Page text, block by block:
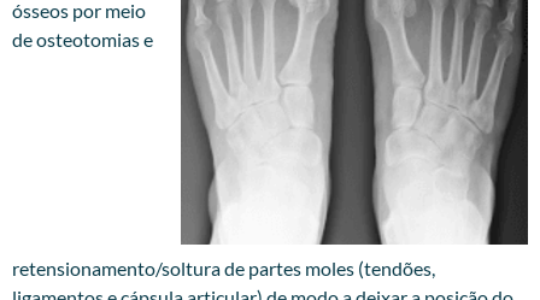
ósseos por meio
de osteotomias e
retensionamento/soltura de partes moles (tendões,